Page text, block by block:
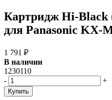
Картридж Hi-Black
для Panasonic KX-
1 791 ₽
В наличии
1230110
-
+